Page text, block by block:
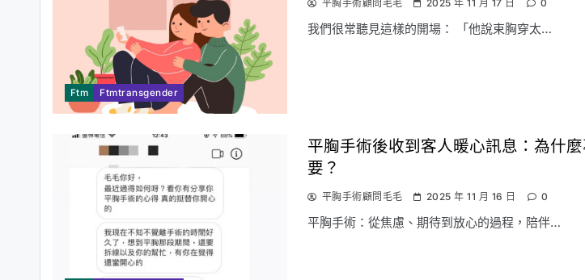
Ftm Ftmtransgender
平胸手術顧問毛毛 2025 年 11 月 17 日 0
我們很常聽見這樣的開場： 「他說束胸穿太…
平胸手術後收到客人暖心訊息：為什
要？
平胸手術顧問毛毛 2025 年 11 月 16 日 0
平胸手術：從焦慮、期待到放心的過程，陪伴…